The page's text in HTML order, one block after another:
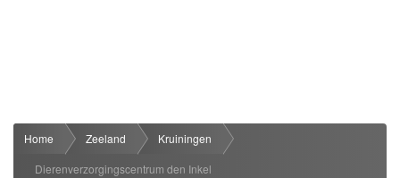
Home Zeeland
Kruiningen
Dierenverzorgingscentrum den Inkel